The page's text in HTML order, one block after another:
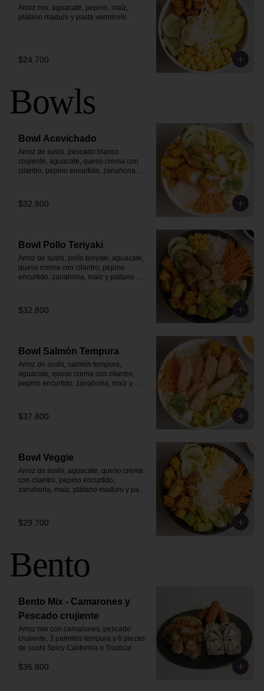
Arroz mix, aguacate, pepino, maíz,
plátano maduro y pasta vermicelli.
$24.700
Bowls
Bowl Acevichado
Arroz de sushi, pescado blanco
crujiente, aguacate, queso crema con
cilantro, pepino encurtido, zanahoria,
$32.800
Bowl Pollo Teriyaki
Arroz de sushi, pollo teriyaki, aguacate,
queso crema con cilantro, pepino
encurtido, zanahoria, maíz y plátano
$32.800
Bowl Salmón Tempura
Arroz de sushi, salmón tempura,
aguacate, queso crema con cilantro,
pepino encurtido, zanahoria, maíz y
$37.800
Bowl Veggie
Arroz de sushi, aguacate, queso crema
con cilantro, pepino encurtido,
zanahoria, maíz, plátano maduro y pasta
$29.700
Bento
Bento Mix - Camarones y
Pescado crujiente
Arroz mix con camarones, pescado
crujiente, 3 palmitos tempura y 6 piezas
de sushi Spicy California o Tropical.
$36.800